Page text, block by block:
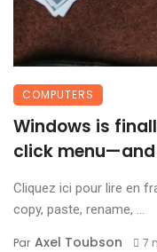
COMPUTERS
Windows is
click menu—and
Cliquez ici pour lire en
copy, paste, rename, ...
Par Axel Toubson 7